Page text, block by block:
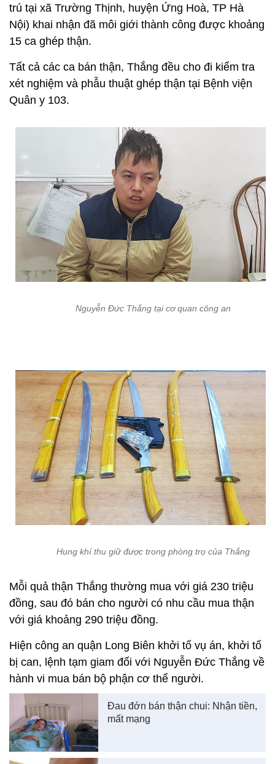
trú tại xã Trường Thịnh, huyện Ứng Hoà, TP Hà
Nội) khai nhận đã môi giới thành công được khoảng
15 ca ghép thận.
Tất cả các ca bán thận, Thắng đều cho đi kiểm tra
xét nghiệm và phẫu thuật ghép thận tại Bệnh viện
Quân y 103.
Nguyễn Đức Thắng tại cơ quan công an
Hung khí thu giữ được trong phòng trọ của Thắng
Mỗi quả thận Thắng thường mua với giá 230 triệu
đồng, sau đó bán cho người có nhu cầu mua thận
với giá khoảng 290 triệu đồng.
Hiện công an quận Long Biên khởi tố vụ án, khởi tố
bị can, lệnh tạm giam đối với Nguyễn Đức Thắng về
hành vi mua bán bộ phận cơ thể người.
Đau đớn bán thận chui: Nhận tiền,
mất mạng